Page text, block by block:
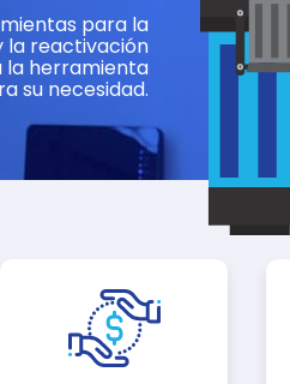
para la
la reactivación
la herramienta
su necesidad.